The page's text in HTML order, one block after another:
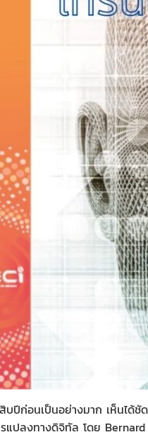
บปีก่อนเป็นอย่างมาก เห็นได้
รแปลงทางดิจิทัล โดย